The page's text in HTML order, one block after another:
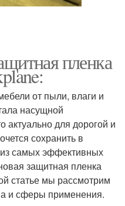
пленка
от пыли, влаги и
насущной
актуально для дорогой и
сохранить в
самых эффективных
защитная пленка
статье мы рассмотрим
и сферы применения.